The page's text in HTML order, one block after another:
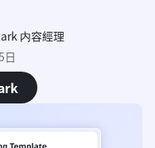
内容經理
日